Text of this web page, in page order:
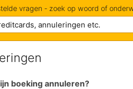
vragen - zoek op woord of
boeking annuleren?